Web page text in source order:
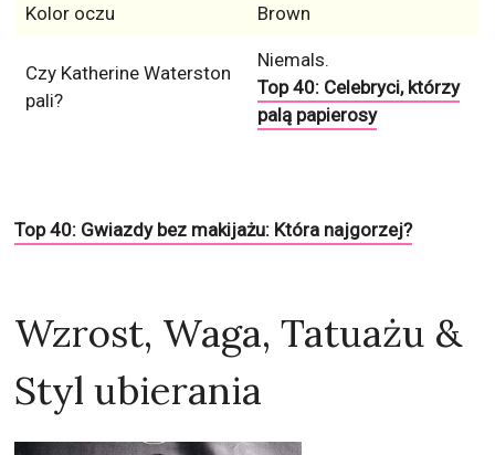
Kolor oczu Brown
Czy Katherine Waterston
pali?
Niemals.
Top 40: Celebryci, którzy
palą papierosy
Top 40: Gwiazdy bez makijażu: Która najgorzej?
Wzrost, Waga, Tatuażu &
Styl ubierania